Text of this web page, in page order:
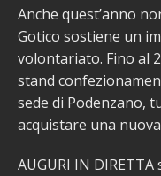
Anche quest’anno
Gotico sostiene un
volontariato. Fino al
stand
sede di Podenzano,
acquistare una
AUGURI IN